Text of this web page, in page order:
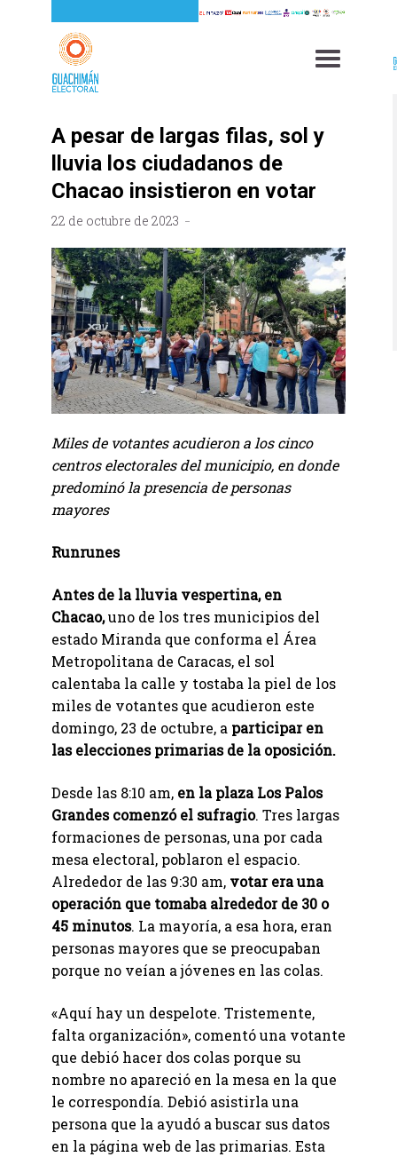
A pesar de largas filas, sol y
lluvia los ciudadanos de
Chacao insistieron en votar
22 de octubre de 2023
Miles de votantes acudieron a los cinco
centros electorales del municipio, en donde
predominó la presencia de personas
mayores
Runrunes
Antes de la lluvia vespertina, en
Chacao,uno de los tres municipios del
estado Miranda que conforma el Área
Metropolitana de Caracas, el sol
calentaba la calle y tostaba la piel de los
miles de votantes que acudieron este
domingo, 23 de octubre, a participar en
las elecciones primarias de la oposición.
Desde las 8:10 am, en la plaza Los Palos
Grandes comenzó el sufragio. Tres largas
formaciones de personas, una por cada
mesa electoral, poblaron el espacio.
Alrededor de las 9:30 am, votar era una
operación que tomaba alrededor de 30 o
45 minutos. La mayoría, a esa hora, eran
personas mayores que se preocupaban
porque no veían a jóvenes en las colas.
«Aquí hay un despelote. Tristemente,
falta organización», comentó una votante
que debió hacer dos colas porque su
nombre no apareció en la mesa en la que
le correspondía. Debió asistirla una
persona que la ayudó a buscar sus datos
en la página web de las primarias. Esta